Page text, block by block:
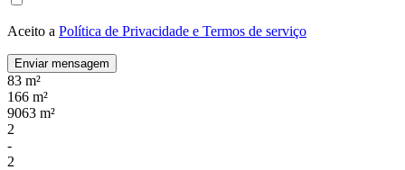
Aceito a Política de Privacidade e Termos de serviço
Enviar mensagem
83 m²
166 m²
9063 m²
2
-
2